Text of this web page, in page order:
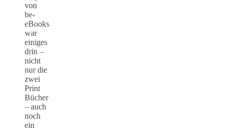
von
be-
eBooks
war
einiges
drin –
nicht
nur die
zwei
Print
Bücher
– auch
noch
ein